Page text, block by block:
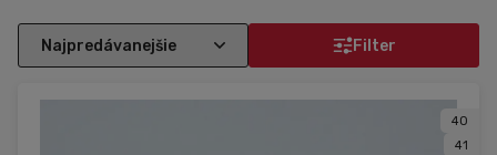
poskytujú stabilitu a ochranu počas jazdy, čím sa znižuje riziko
tretrami Udog sa tvoja cyklistika posunie na úplne nový level.
Filter
40
41